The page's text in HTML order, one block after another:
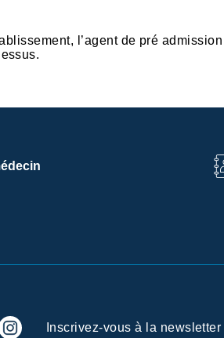
l’agent de pré
Inscrivez-vous à la newsletter